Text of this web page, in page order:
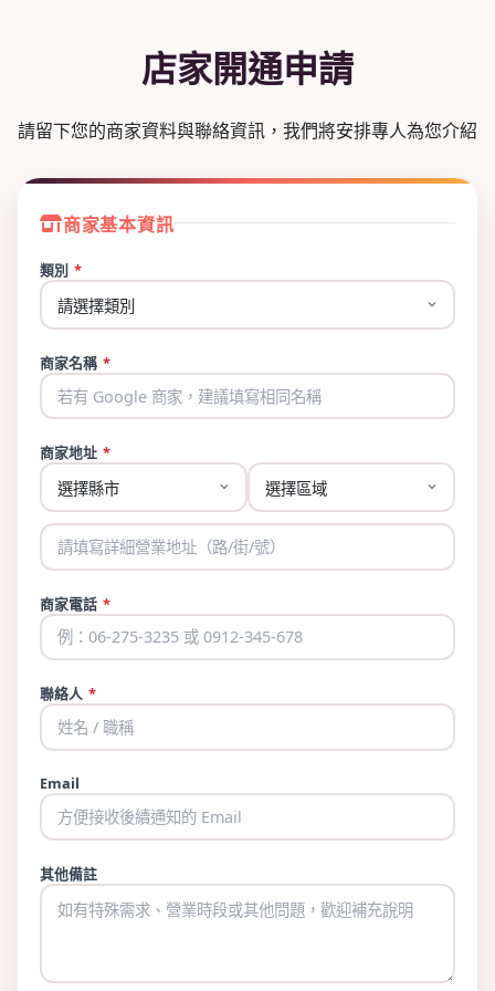
店家開通申請
請留下您的商家資料與聯絡資訊，我們將安排專人為您介紹
商家基本資訊
類別 *
商家名稱 *
商家地址 *
商家電話 *
聯絡人 *
Email
其他備註